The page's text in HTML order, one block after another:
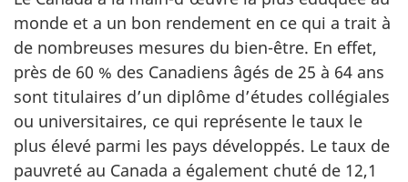
monde et a un bon rendement en ce qui a trait à
de nombreuses mesures du bien-être. En effet,
près de 60 % des Canadiens âgés de 25 à 64 ans
sont titulaires d’un diplôme d’études collégiales
ou universitaires, ce qui représente le taux le
plus élevé parmi les pays développés. Le taux de
pauvreté au Canada a également chuté de 12,1